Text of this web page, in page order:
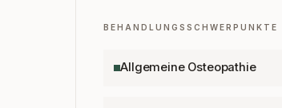
BEHANDLUNGSSCHWERPUNKTE
Allgemeine Osteopathie